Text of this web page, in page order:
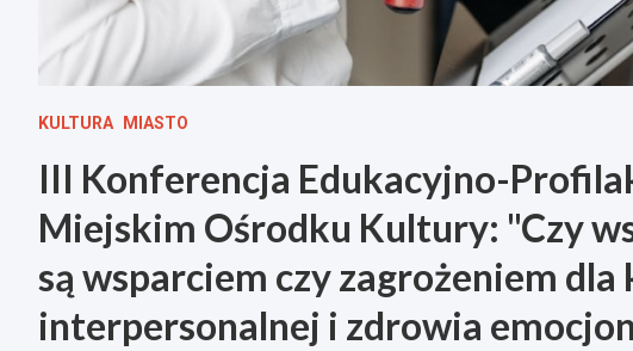
KULTURA MIASTO
III Konferencja Edukacyjno-
Miejskim Ośrodku Kultury: "Czy
są wsparciem czy zagrożeniem
interpersonalnej i zdrowia